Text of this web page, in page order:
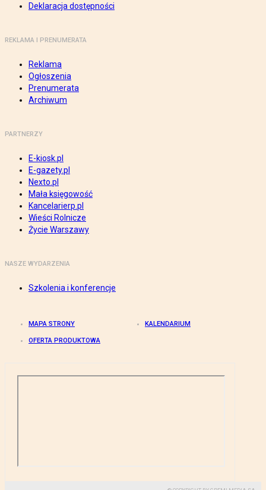
Deklaracja dostępności
REKLAMA I PRENUMERATA
Reklama
Ogłoszenia
Prenumerata
Archiwum
PARTNERZY
E-kiosk.pl
E-gazety.pl
Nexto.pl
Mała księgowość
Kancelarierp.pl
Wieści Rolnicze
Życie Warszawy
NASZE WYDARZENIA
Szkolenia i konferencje
MAPA STRONY KALENDARIUM
OFERTA PRODUKTOWA